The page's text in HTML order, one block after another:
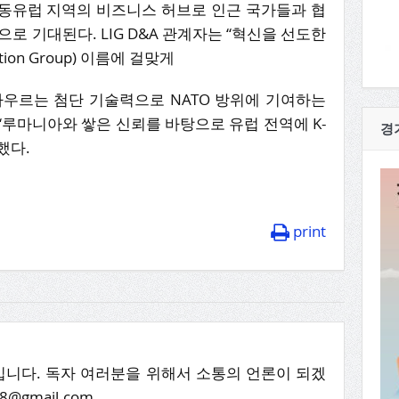
유럽 지역의 비즈니스 허브로 인근 국가들과 협
로 기대된다. LIG D&A 관계자는 “혁신을 선도한
Group) 이름에 걸맞게
르는 첨단 기술력으로 NATO 방위에 기여하는
마니아와 쌓은 신뢰를 바탕으로 유럽 전역에 K-
다.
print
다. 독자 여러분을 위해서 소통의 언론이 되겠
경